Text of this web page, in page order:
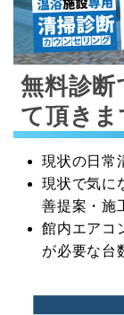
無料診断
て頂きま
現状の日
現状で気
善提案・施
館内エア
が必要な台